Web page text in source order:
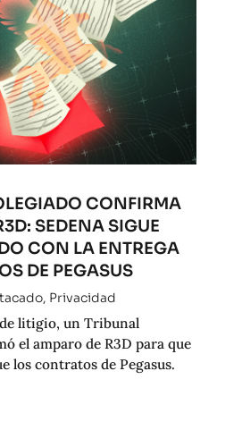
CONFIRMA
SEDENA SIGUE
CON LA ENTREGA
DE PEGASUS
, Privacidad
litigio, un Tribunal
el amparo de R3D para que
los contratos de Pegasus.